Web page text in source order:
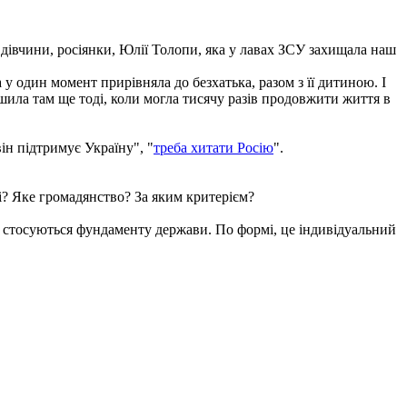
росіянки, Юлії Толопи, яка у лавах ЗСУ захищала наш
один момент прирівняла до безхатька, разом з її дитиною. І
там ще тоді, коли могла тисячу разів продовжити життя в
підтримує Україну", "треба хитати Росію".
Яке громадянство? За яким критерієм?
фундаменту держави. По формі, це індивідуальний